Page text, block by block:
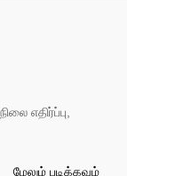
எதிர்ப்பு,
மேலும் படிக்கவும்